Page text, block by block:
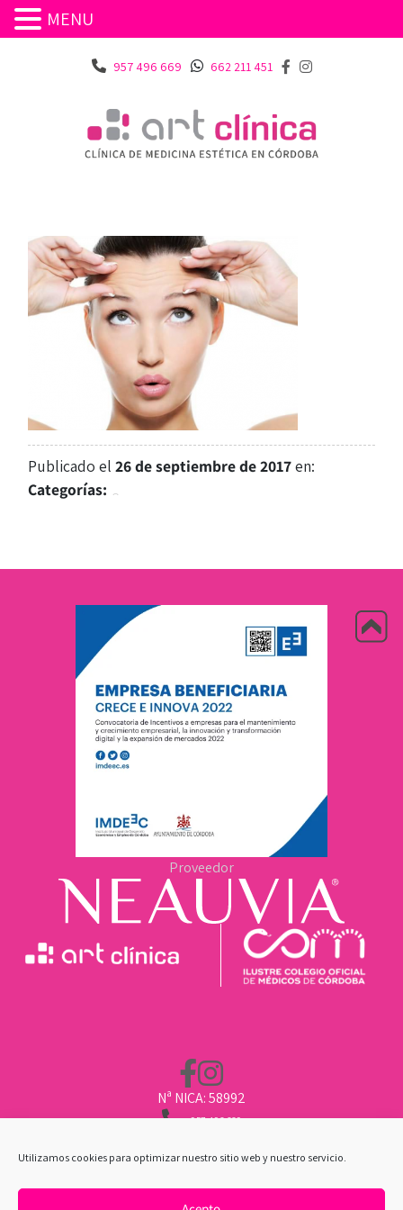
Utilizamos cookies para optimizar nuestro sitio web y nuestro servicio.
957 496 669 662 211 451
Publicado el26 de septiembre de 2017en:
Categorías:
Nª NICA: 58992
957 496 669
CLINICA@ARTCLINICA.COM
Proveedor
MENU